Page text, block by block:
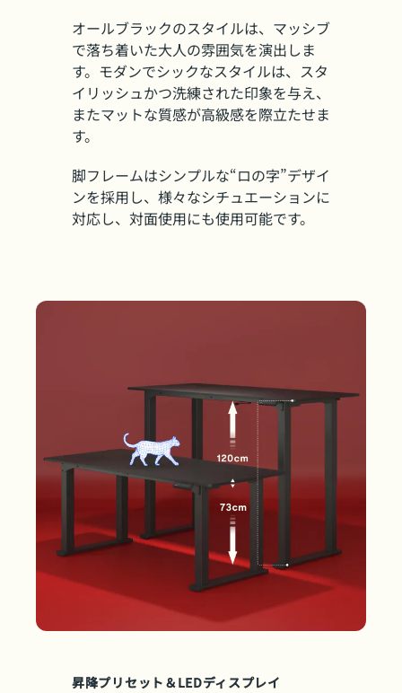
オールブラックのスタイルは、マッシブ
で落ち着いた大人の雰囲気を演出しま
す。モダンでシックなスタイルは、スタ
イリッシュかつ洗練された印象を与え、
またマットな質感が高級感を際立たせま
す。
脚フレームはシンプルな“ロの字”デザイ
ンを採用し、様々なシチュエーションに
対応し、対面使用にも使用可能です。
昇降プリセット＆LEDディスプレイ